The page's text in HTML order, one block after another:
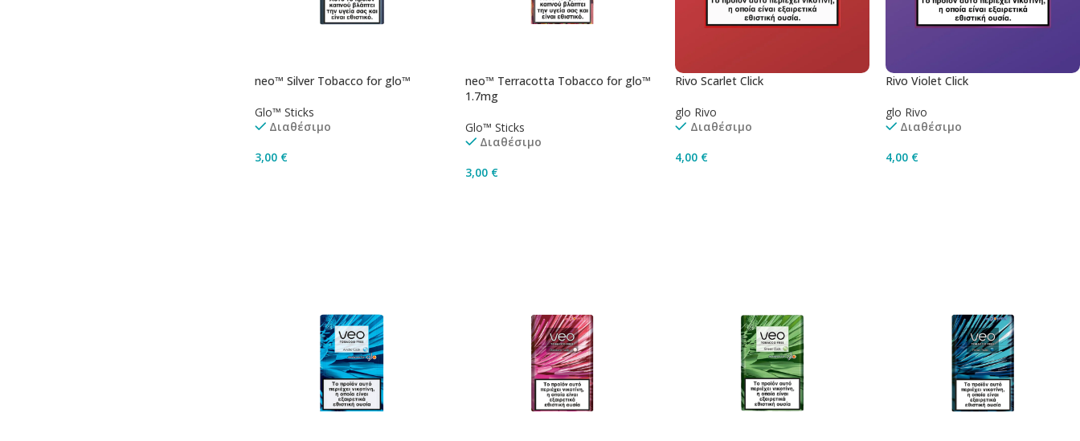
neo™ Silver Tobacco for glo™
Glo™ Sticks
Διαθέσιμο
3,00 €
neo™ Terracotta Tobacco for glo™
1.7mg
Glo™ Sticks
Διαθέσιμο
3,00 €
Rivo Scarlet Click
glo Rivo
Διαθέσιμο
4,00 €
Rivo Violet Click
glo Rivo
Διαθέσιμο
4,00 €